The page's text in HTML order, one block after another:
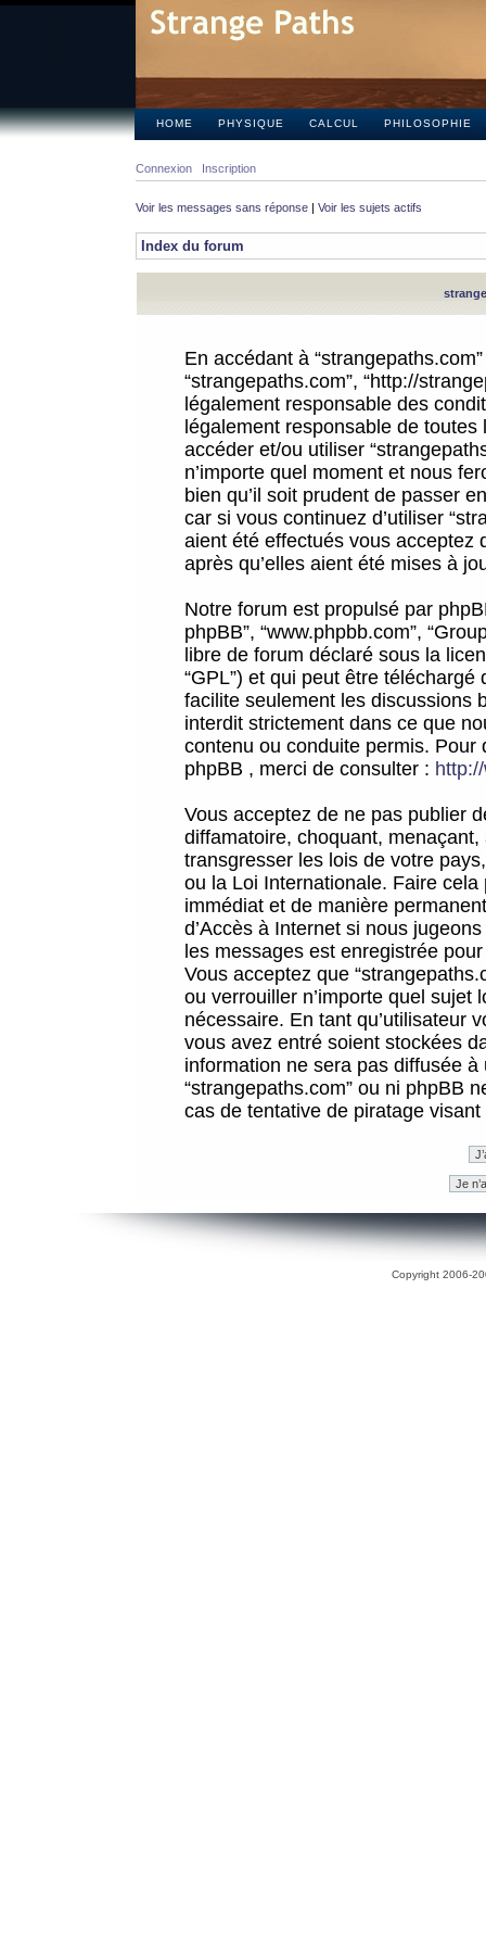
HOME PHYSIQUE CALCUL PHILOSOPHIE
Connexion Inscription
Voir les messages sans réponse | Voir les sujets actifs
Index du forum
En accédant à
“strangepaths.com”, “http://
légalement responsable des
légalement responsable de
accéder et/ou utiliser
n’importe quel moment et nous
bien qu’il soit prudent de passer
car si vous continuez d’utiliser
aient été effectués vous acceptez
après qu’elles aient été mises à
Notre forum est propulsé par
phpBB”, “www.phpbb.com”,
libre de forum déclaré sous la
“GPL”) et qui peut être téléchargé
facilite seulement les discussions
interdit strictement dans ce que
contenu ou conduite permis.
phpBB , merci de consulter :
Vous acceptez de ne pas publier
diffamatoire, choquant,
transgresser les lois de votre
ou la Loi Internationale. Faire
immédiat et de manière
d’Accès à Internet si nous
les messages est enregistrée
Vous acceptez que
ou verrouiller n’importe quel sujet
nécessaire. En tant qu’utilisateur
vous avez entré soient stockées
information ne sera pas diffusée
“strangepaths.com” ou ni phpBB
cas de tentative de piratage
Copyright 2006-